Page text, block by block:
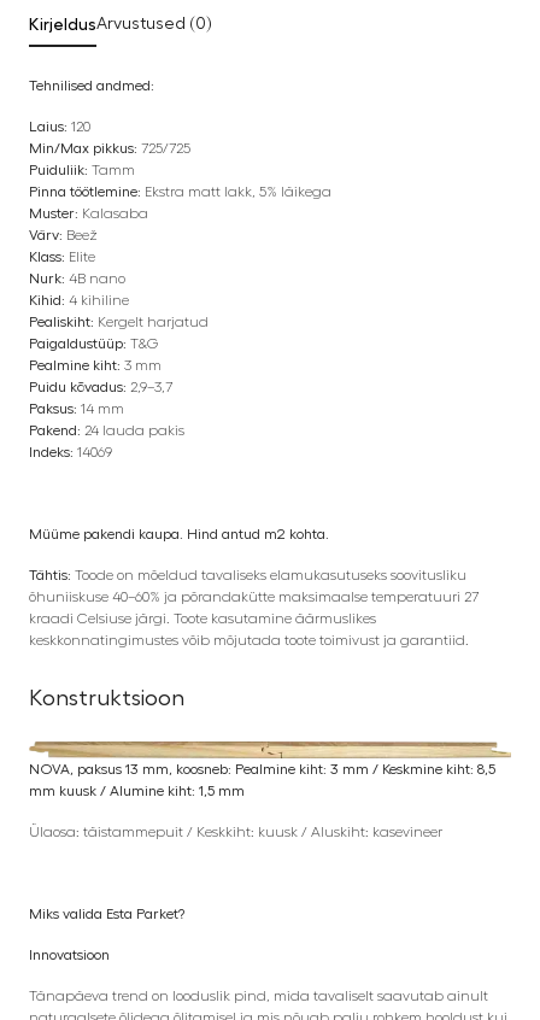
KirjeldusArvustused (0)
Tehnilised andmed:
Laius: 120
Min/Max pikkus: 725/725
Puiduliik: Tamm
Pinna töötlemine: Ekstra matt lakk, 5% läikega
Muster: Kalasaba
Värv: Beež
Klass: Elite
Nurk: 4B nano
Kihid: 4 kihiline
Pealiskiht: Kergelt harjatud
Paigaldustüüp: T&G
Pealmine kiht: 3 mm
Puidu kõvadus: 2,9–3,7
Paksus: 14 mm
Pakend: 24 lauda pakis
Indeks: 14069
Müüme pakendi kaupa. Hind antud m2 kohta.
Tähtis: Toode on mõeldud tavaliseks elamukasutuseks soovitusliku
õhuniiskuse 40–60% ja põrandakütte maksimaalse temperatuuri 27
kraadi Celsiuse järgi. Toote kasutamine äärmuslikes
keskkonnatingimustes võib mõjutada toote toimivust ja garantiid.
Konstruktsioon
NOVA, paksus 13 mm, koosneb: Pealmine kiht: 3 mm / Keskmine kiht: 8,5
mm kuusk / Alumine kiht: 1,5 mm
Ülaosa: täistammepuit / Keskkiht: kuusk / Aluskiht: kasevineer
Miks valida Esta Parket?
Innovatsioon
Tänapäeva trend on looduslik pind, mida tavaliselt saavutab ainult